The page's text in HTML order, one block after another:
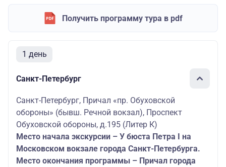
Получить программу тура в pdf
1 день
Санкт-Петербург
Санкт-Петербург, Причал «пр. Обуховской
обороны» (бывш. Речной вокзал), Проспект
Обуховской обороны, д.195 (Литер К)
Место начала экскурсии – У бюста Петра I на
Московском вокзале города Санкт-Петербурга.
Место окончания программы – Причал города